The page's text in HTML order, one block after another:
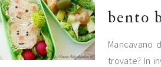
bento
Mancavano
trovate? In